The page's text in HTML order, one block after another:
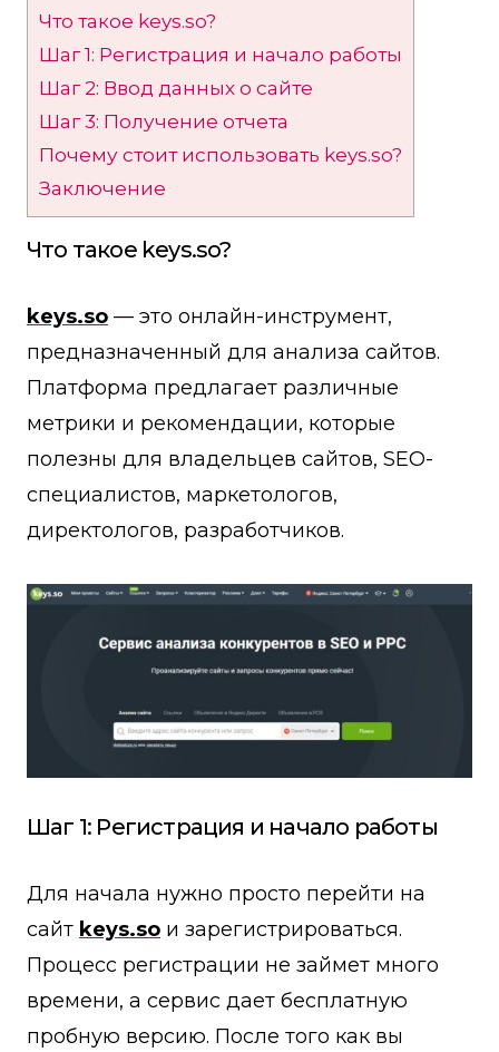
Что такое keys.so?
Шаг 1: Регистрация и начало работы
Шаг 2: Ввод данных о сайте
Шаг 3: Получение отчета
Почему стоит использовать keys.so?
Заключение
Что такое keys.so?
keys.so — это онлайн-инструмент,
предназначенный для анализа сайтов.
Платформа предлагает различные
метрики и рекомендации, которые
полезны для владельцев сайтов, SEO-
специалистов, маркетологов,
директологов, разработчиков.
Шаг 1: Регистрация и начало работы
Для начала нужно просто перейти на
сайт keys.so и зарегистрироваться.
Процесс регистрации не займет много
времени, а сервис дает бесплатную
пробную версию. После того как вы